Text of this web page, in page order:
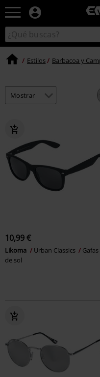
Buscar
en
catálogoEstilos Barbacoa y
10,99 €
Likoma Urban Classics
Gafas
de sol